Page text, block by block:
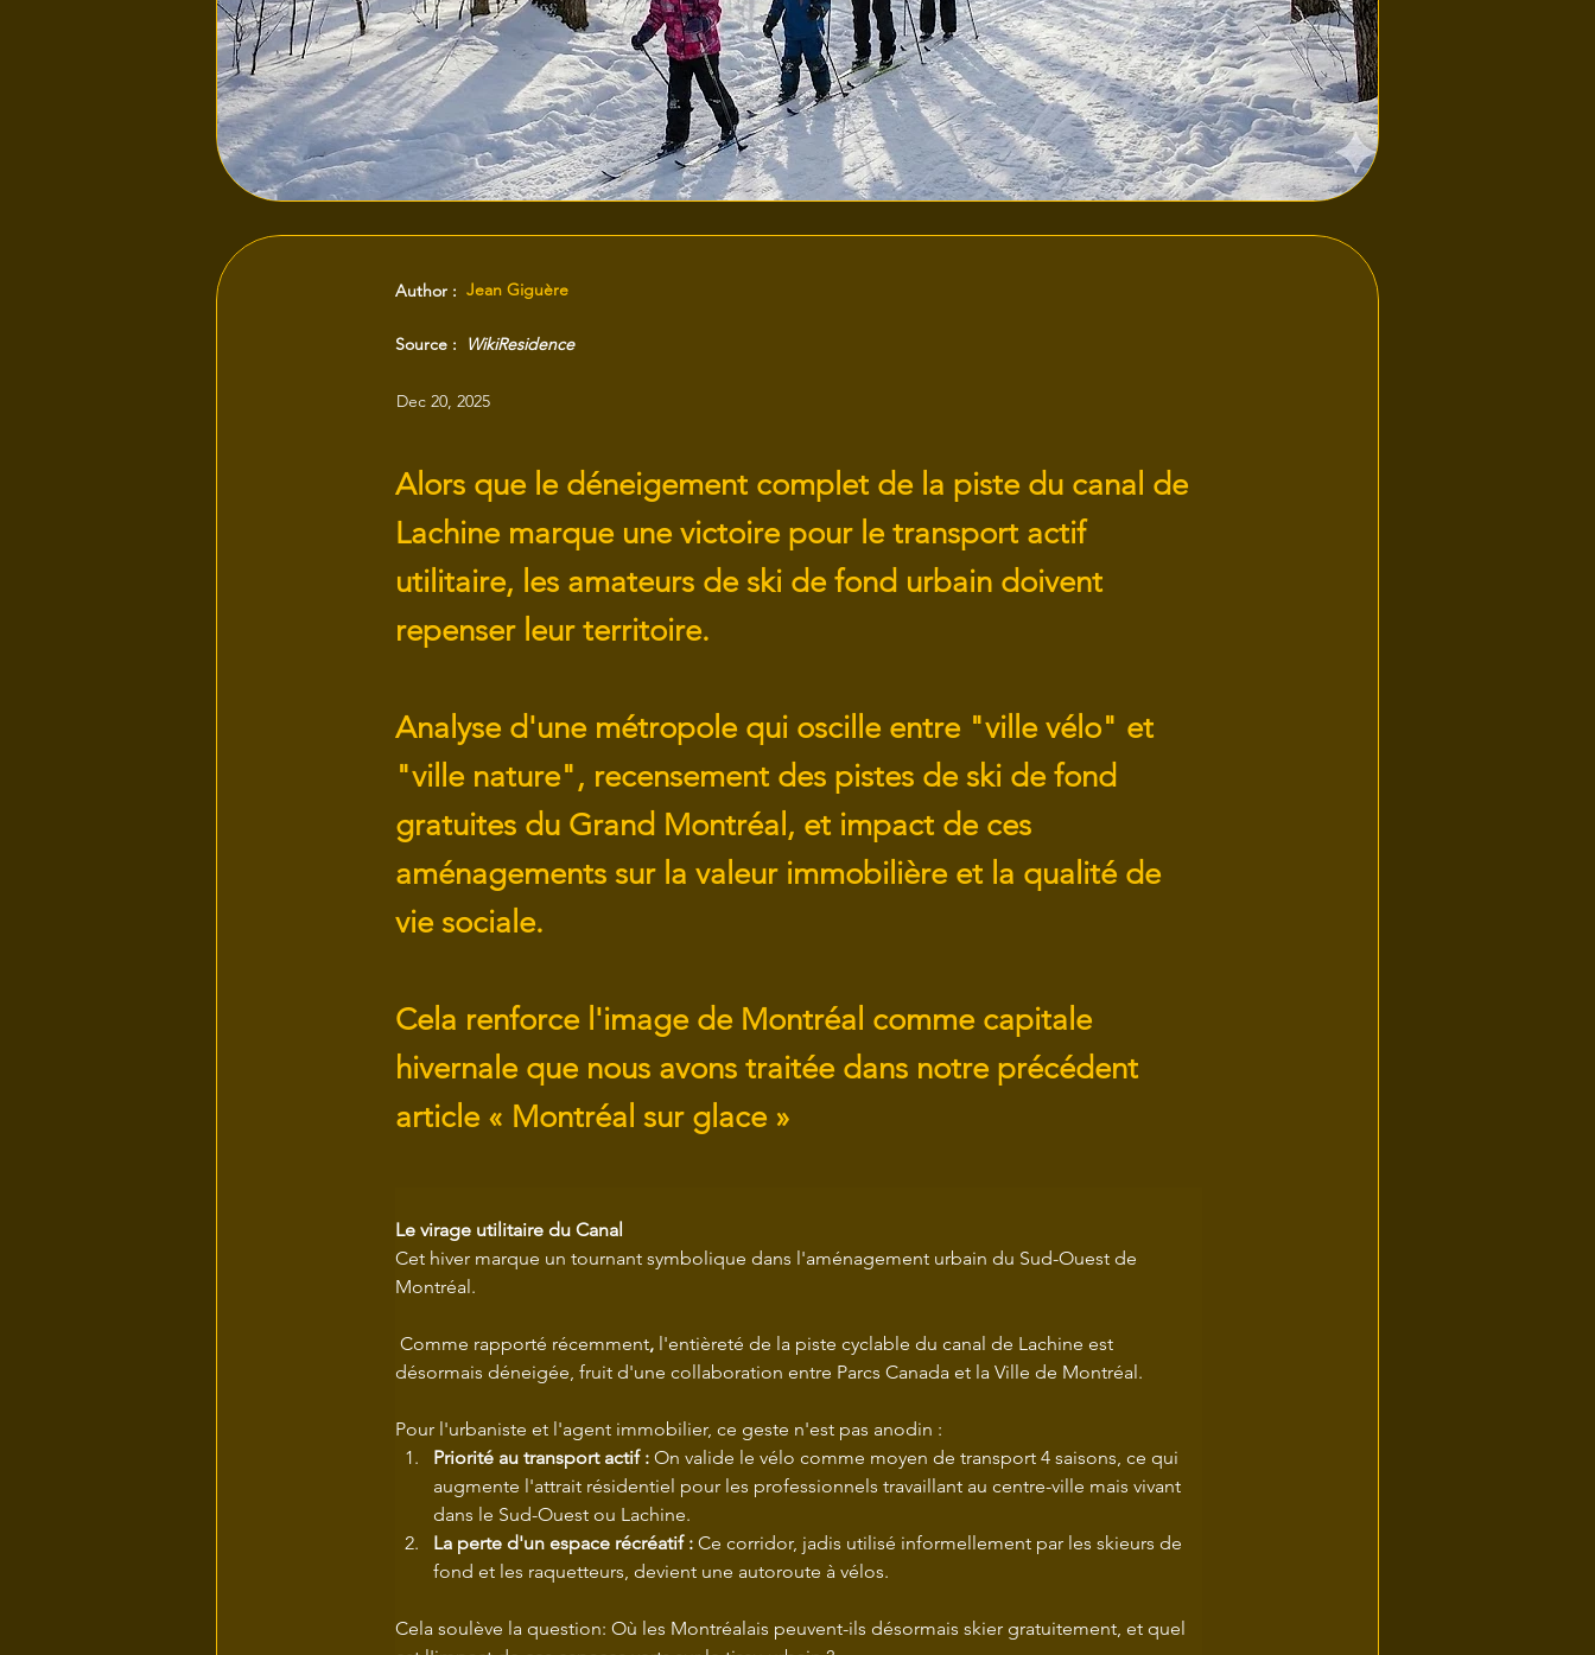
Jean Giguère
Author :
WikiResidence
Source :
Dec 20, 2025
Alors que le déneigement complet de la piste du canal de
Lachine marque une victoire pour le transport actif
utilitaire, les amateurs de ski de fond urbain doivent
repenser leur territoire.
Analyse d'une métropole qui oscille entre "ville vélo" et
"ville nature", recensement des pistes de ski de fond
gratuites du Grand Montréal, et impact de ces
aménagements sur la valeur immobilière et la qualité de
vie sociale.
Cela renforce l'image de Montréal comme capitale
hivernale que nous avons traitée dans notre précédent
article « Montréal sur glace »
Le virage utilitaire du Canal
Cet hiver marque un tournant symbolique dans l'aménagement urbain du Sud-Ouest de
Montréal.
Comme rapporté récemment, l'entièreté de la piste cyclable du canal de Lachine est
désormais déneigée, fruit d'une collaboration entre Parcs Canada et la Ville de Montréal.
Pour l'urbaniste et l'agent immobilier, ce geste n'est pas anodin :
Priorité au transport actif : On valide le vélo comme moyen de transport 4 saisons, ce qui
augmente l'attrait résidentiel pour les professionnels travaillant au centre-ville mais vivant
dans le Sud-Ouest ou Lachine.
La perte d'un espace récréatif : Ce corridor, jadis utilisé informellement par les skieurs de
fond et les raquetteurs, devient une autoroute à vélos.
Cela soulève la question: Où les Montréalais peuvent-ils désormais skier gratuitement, et quel